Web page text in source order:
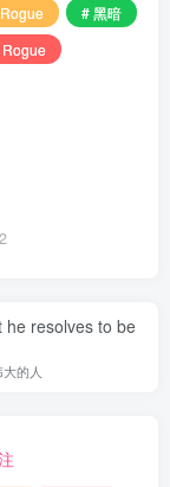
# 黑暗
2
resolves to be
的人